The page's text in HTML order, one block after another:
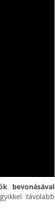
bevonásával
távolabb